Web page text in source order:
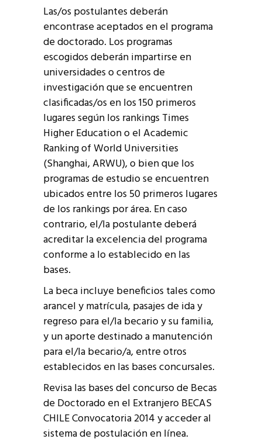
Las/os postulantes deberán
encontrase aceptados en el programa
de doctorado. Los programas
escogidos deberán impartirse en
universidades o centros de
investigación que se encuentren
clasificadas/os en los 150 primeros
lugares según los rankings Times
Higher Education o el Academic
Ranking of World Universities
(Shanghai, ARWU), o bien que los
programas de estudio se encuentren
ubicados entre los 50 primeros lugares
de los rankings por área. En caso
contrario, el/la postulante deberá
acreditar la excelencia del programa
conforme a lo establecido en las
bases.
La beca incluye beneficios tales como
arancel y matrícula, pasajes de ida y
regreso para el/la becario y su familia,
y un aporte destinado a manutención
para el/la becario/a, entre otros
establecidos en las bases concursales.
Revisa las bases del concurso de Becas
de Doctorado en el Extranjero BECAS
CHILE Convocatoria 2014 y acceder al
sistema de postulación en línea.